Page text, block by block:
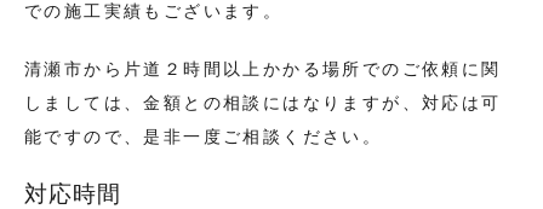
での施工実績もございます。
清瀬市から片道２時間以上かかる場所でのご依頼に関
しましては、金額との相談にはなりますが、対応は可
能ですので、是非一度ご相談ください。
対応時間